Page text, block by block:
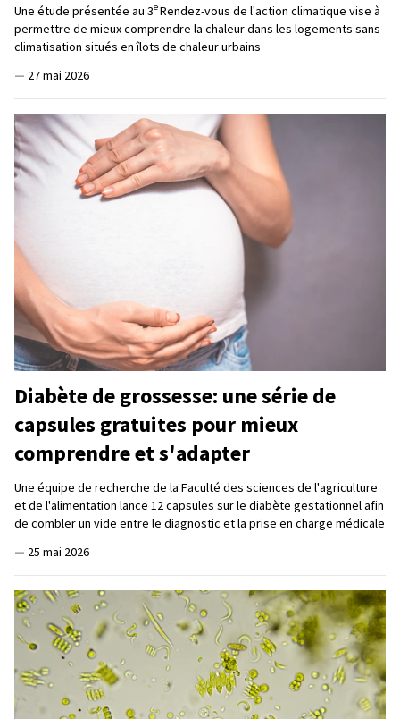
Une étude présentée au 3eRendez-vous de l'action climatique vise à
permettre de mieux comprendre la chaleur dans les logements sans
climatisation situés en îlots de chaleur urbains
— 27 mai 2026
Diabète de grossesse: une série de
capsules gratuites pour mieux
comprendre et s'adapter
Une équipe de recherche de la Faculté des sciences de l'agriculture
et de l'alimentation lance 12 capsules sur le diabète gestationnel afin
de combler un vide entre le diagnostic et la prise en charge médicale
— 25 mai 2026